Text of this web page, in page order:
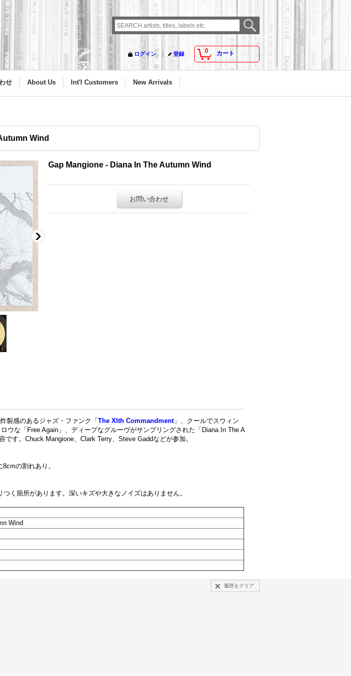
0 カート
ログイン 登録
せ About Us Int'l Customers New Arrivals
Wind
Gap Mangione - Diana In The Autumn Wind
お問い合わせ
裂感のあるジャズ・ファンク「 The XIth Commandment」、クールでスウィン
ウな「Free Again」、ディープなグルーヴがサンプリングされた「Diana In The A
です。Chuck Mangione、Clark Terry、Steve Gaddなどが参加。
の割れあり。
く箇所があります。深いキズや大きなノイズはありません。
Wind
履歴をクリア